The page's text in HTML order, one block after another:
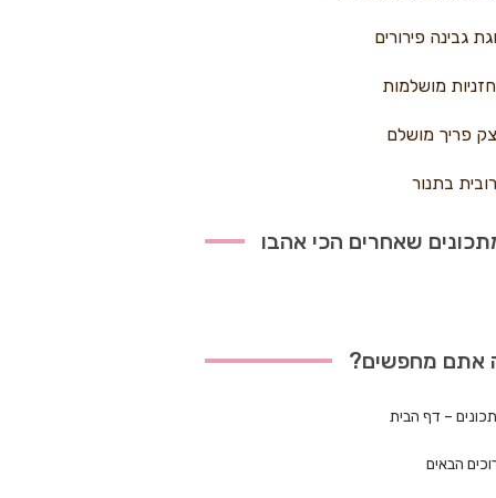
גבינה פירורים
מושלמות
פריך מושלם
בתנור
שאחרים הכי אהבו
אתם מחפשים?
– דף הבית
הבאים